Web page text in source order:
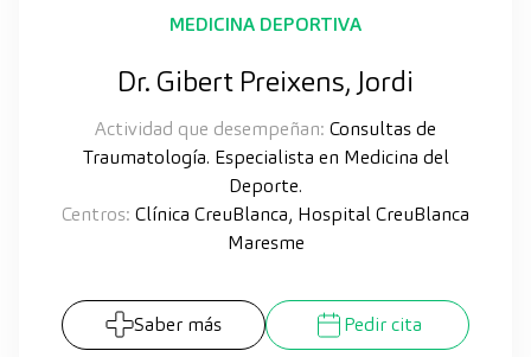
MEDICINA DEPORTIVA
Dr. Gibert Preixens, Jordi
Actividad que desempeñan: Consultas de
Traumatología. Especialista en Medicina del
Deporte.
Centros: Clínica CreuBlanca, Hospital CreuBlanca
Maresme
Saber más Pedir cita